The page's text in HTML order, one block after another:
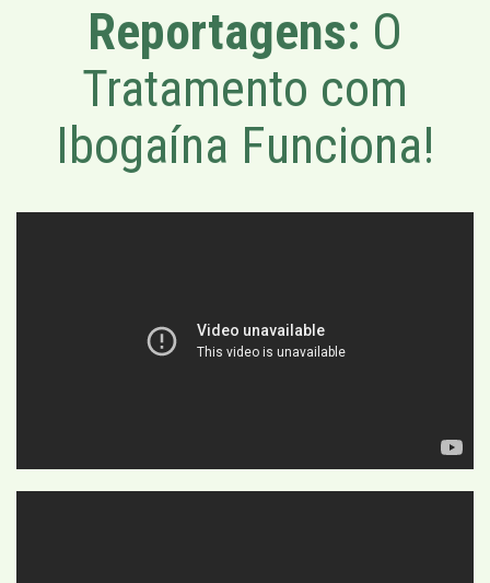
Reportagens: O
Tratamento com
Ibogaína Funciona!